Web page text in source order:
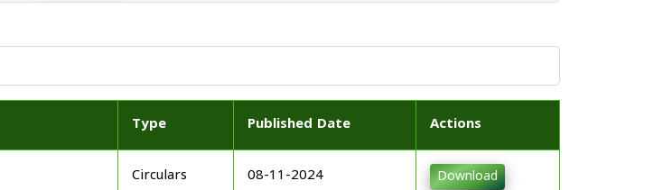
Type Published Date Actions
Circulars 08-11-2024 Download